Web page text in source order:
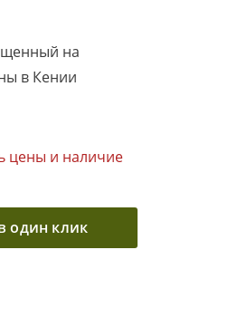
на
в Кении
цены и наличие
один клик